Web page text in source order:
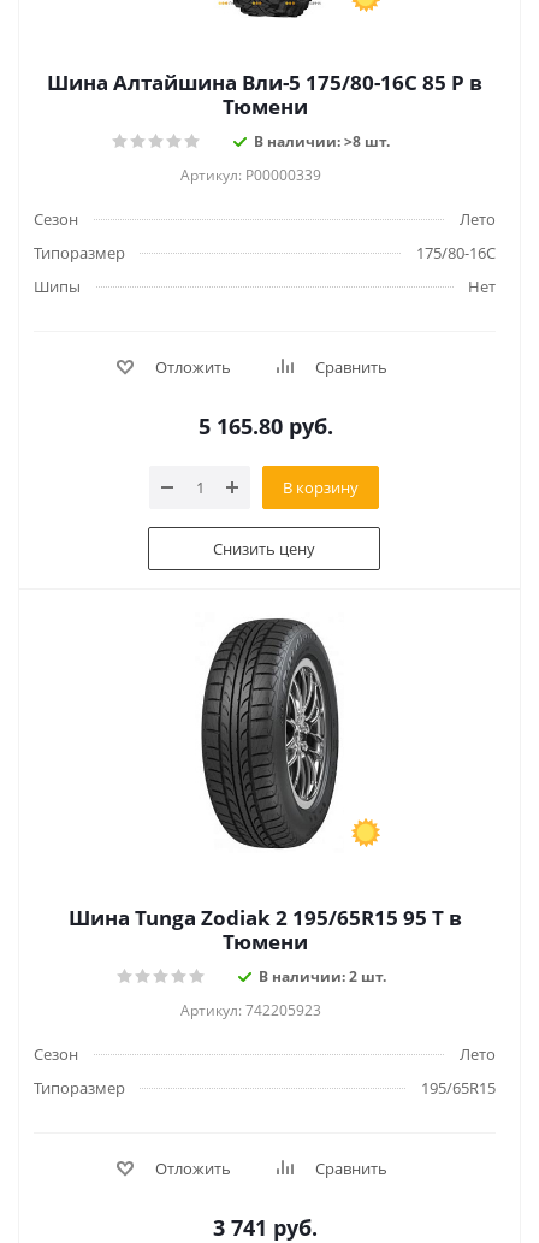
Шина Алтайшина Вли-5 175/80-16C 85 P в
Тюмени
В наличии: >8 шт.
Артикул: Р00000339
Сезон
Лето
Типоразмер
175/80-16C
Шипы
Нет
Отложить Сравнить
5 165.80руб.
В корзину
Снизить цену
Шина Tunga Zodiak 2 195/65R15 95 T в
Тюмени
В наличии: 2 шт.
Артикул: 742205923
Сезон
Лето
Типоразмер
195/65R15
Отложить Сравнить
3 741 руб.